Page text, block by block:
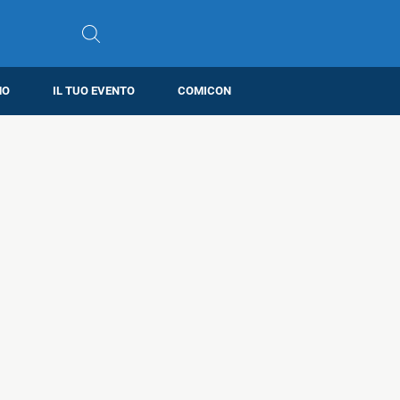
IL TUO EVENTO COMICON